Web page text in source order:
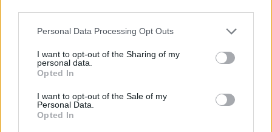
Personal Data Processing Opt Outs
I want to opt-out of the Sharing of my
personal data.
Opted In
I want to opt-out of the Sale of my
Personal Data.
Opted In